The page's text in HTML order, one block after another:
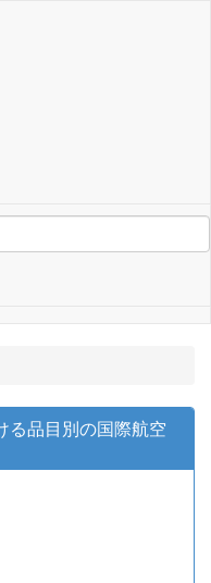
る品目別の国際航空